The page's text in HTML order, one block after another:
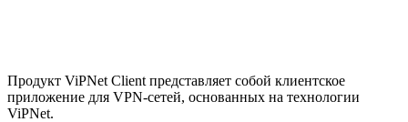
Продукт ViPNet Client представляет собой клиентское
приложение для VPN-сетей, основанных на технологии
ViPNet.